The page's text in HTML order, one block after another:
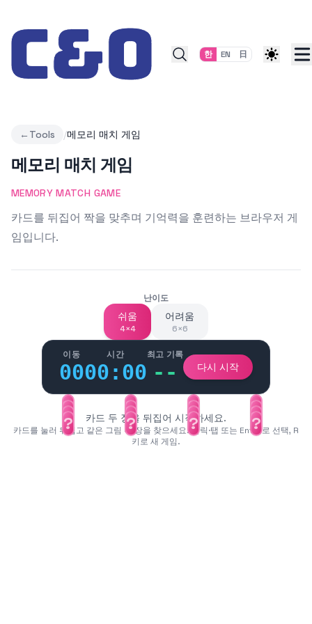
한 EN 日
← Tools /메모리 매치 게임
메모리 매치 게임
MEMORY MATCH GAME
카드를 뒤집어 짝을 맞추며 기억력을 훈련하는 브라우저 게
임입니다.
난이도
쉬움
4×4
어려움
6×6
이동
00
시간
00:00
최고 기록
-- 다시 시작
? ? ? ?
? ? ? ?
? ? ? ?
? ? ? ?
카드 두 장을 뒤집어 시작하세요.
카드를 눌러 뒤집고 같은 그림 두 장을 찾으세요. 클릭·탭 또는 Enter로 선택, R
키로 새 게임.